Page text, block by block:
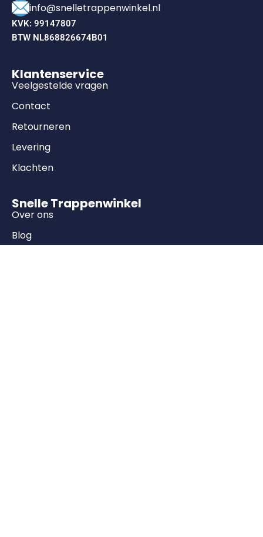
info@snelletrappenwinkel.nl
KVK: 99147807
BTW NL868826674B01
Klantenservice
Veelgestelde vragen
Contact
Retourneren
Levering
Klachten
Snelle Trappenwinkel
Over ons
Blog